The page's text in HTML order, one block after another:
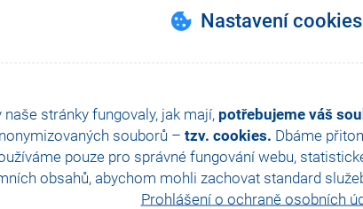
Nastavení cookies
naše stránky fungovaly, jak mají, potřebujeme váš
souborů – tzv. cookies. Dbáme
pouze pro správné fungování webu,
obsahů, abychom mohli zachovat standard
Prohlášení o ochraně osobních
9.00